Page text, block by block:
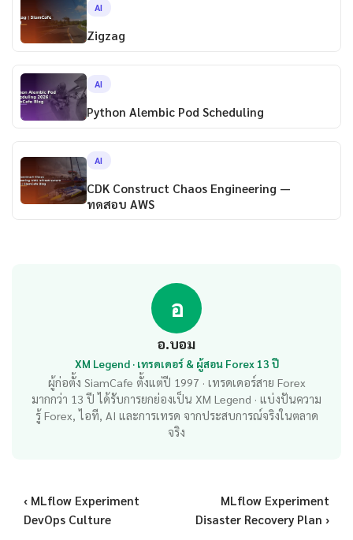
AI
Zigzag
AI
Python Alembic Pod Scheduling
AI
CDK Construct Chaos Engineering —
ทดสอบ AWS
อ
อ.บอม
XM Legend · เทรดเดอร์ & ผู้สอน Forex 13 ปี
ผู้ก่อตั้ง SiamCafe ตั้งแต่ปี 1997 · เทรดเดอร์สาย Forex
มากกว่า 13 ปี ได้รับการยกย่องเป็น XM Legend · แบ่งปันความ
รู้ Forex, ไอที, AI และการเทรด จากประสบการณ์จริงในตลาด
จริง
‹ MLflow Experiment
DevOps Culture
MLflow Experiment
Disaster Recovery Plan ›